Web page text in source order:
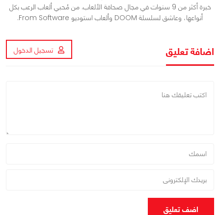
خبرة أكثر من 9 سنوات في مجال صحافة الألعاب. من مُحبي ألعاب الرعب بكل
أنواعها، وعاشق لسلسلة DOOM وألعاب استوديو From Software.
اضافة تعليق تسجيل الدخول
اضف تعليق